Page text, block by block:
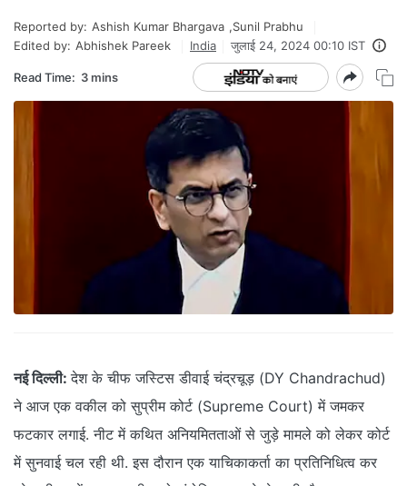
Reported by: Ashish Kumar Bhargava ,Sunil Prabhu
Edited by: Abhishek Pareek India जुलाई 24, 2024 00:10 IST
Read Time: 3 mins
नई दिल्‍ली: देश के चीफ जस्टिस डीवाई चंद्रचूड़ (DY Chandrachud)
ने आज एक वकील को सुप्रीम कोर्ट (Supreme Court) में जमकर
फटकार लगाई. नीट में कथित अनियमितताओं से जुड़े मामले को लेकर कोर्ट
में सुनवाई चल रही थी. इस दौरान एक याचिकाकर्ता का प्रतिनिधित्‍व कर